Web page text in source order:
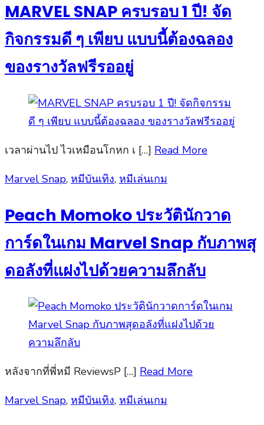
MARVEL SNAP ครบรอบ 1 ปี! จัด
กิจกรรมดี ๆ เพียบ แบบนี้ต้องฉลอง
ของรางวัลฟรีรออยู่
เวลาผ่านไป ไวเหมือนโกหก เ […] Read More
Posted
Marvel Snap, หมีบันเทิง, หมีเล่นเกม
Peach Momoko ประวัตินักวาด
การ์ดในเกม Marvel Snap กับภาพสุ
ดอลังที่แฝงไปด้วยความลึกลับ
หลังจากที่พี่หมี ReviewsP […] Read More
Posted
Marvel Snap, หมีบันเทิง, หมีเล่นเกม